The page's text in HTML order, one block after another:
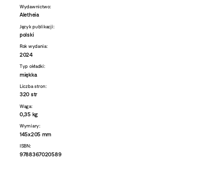
Wydawnictwo:
Aletheia
Język publikacji:
polski
Rok wydania:
2024
Typ okładki:
miękka
Liczba stron:
320 str
Waga:
0,35 kg
Wymiary:
145x205 mm
ISBN:
9788367020589